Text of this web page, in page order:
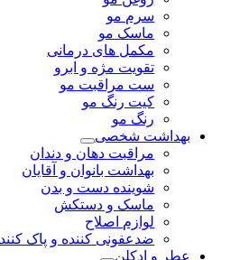
سرم مو
ماسک مو
مکمل های درمانی
تقویت مژه و ابرو
ست مراقبت مو
کیت رنگ مو
رنگ مو
بهداشت شخصی
مراقبت دهان و دندان
بهداشت بانوان و آقایان
شوینده دست و بدن
ماسک و دستکش
لوازم اصلاح
ضدعفونی کننده و پاک کننده
عطر و ادکلن